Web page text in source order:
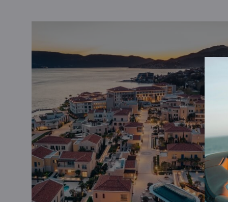
пространства для отдыха и восстановления —
партнёрству с ведущим брендом в области
Portonovi стал первым курортом сети, где
трансформационное wellness-путешествие
предлагает научно обоснованные
организма — для поддержания энергии,
здоровья круглый год. PORTONOVI MARINA
суперъяхты длиной до120 метров,
бухты Бока-Которска. Это идеальное место
нетронутого побережья Адриатики — одного
Средиземноморья.